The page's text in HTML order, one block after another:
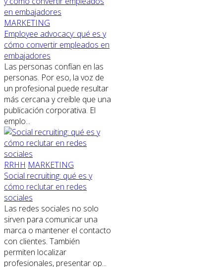
MARKETING
Employee advocacy: qué es y
cómo convertir empleados en
embajadores
Las personas confían en las
personas. Por eso, la voz de
un profesional puede resultar
más cercana y creíble que una
publicación corporativa. El
emplo...
RRHH MARKETING
Social recruiting: qué es y
cómo reclutar en redes
sociales
Las redes sociales no solo
sirven para comunicar una
marca o mantener el contacto
con clientes. También
permiten localizar
profesionales, presentar op...